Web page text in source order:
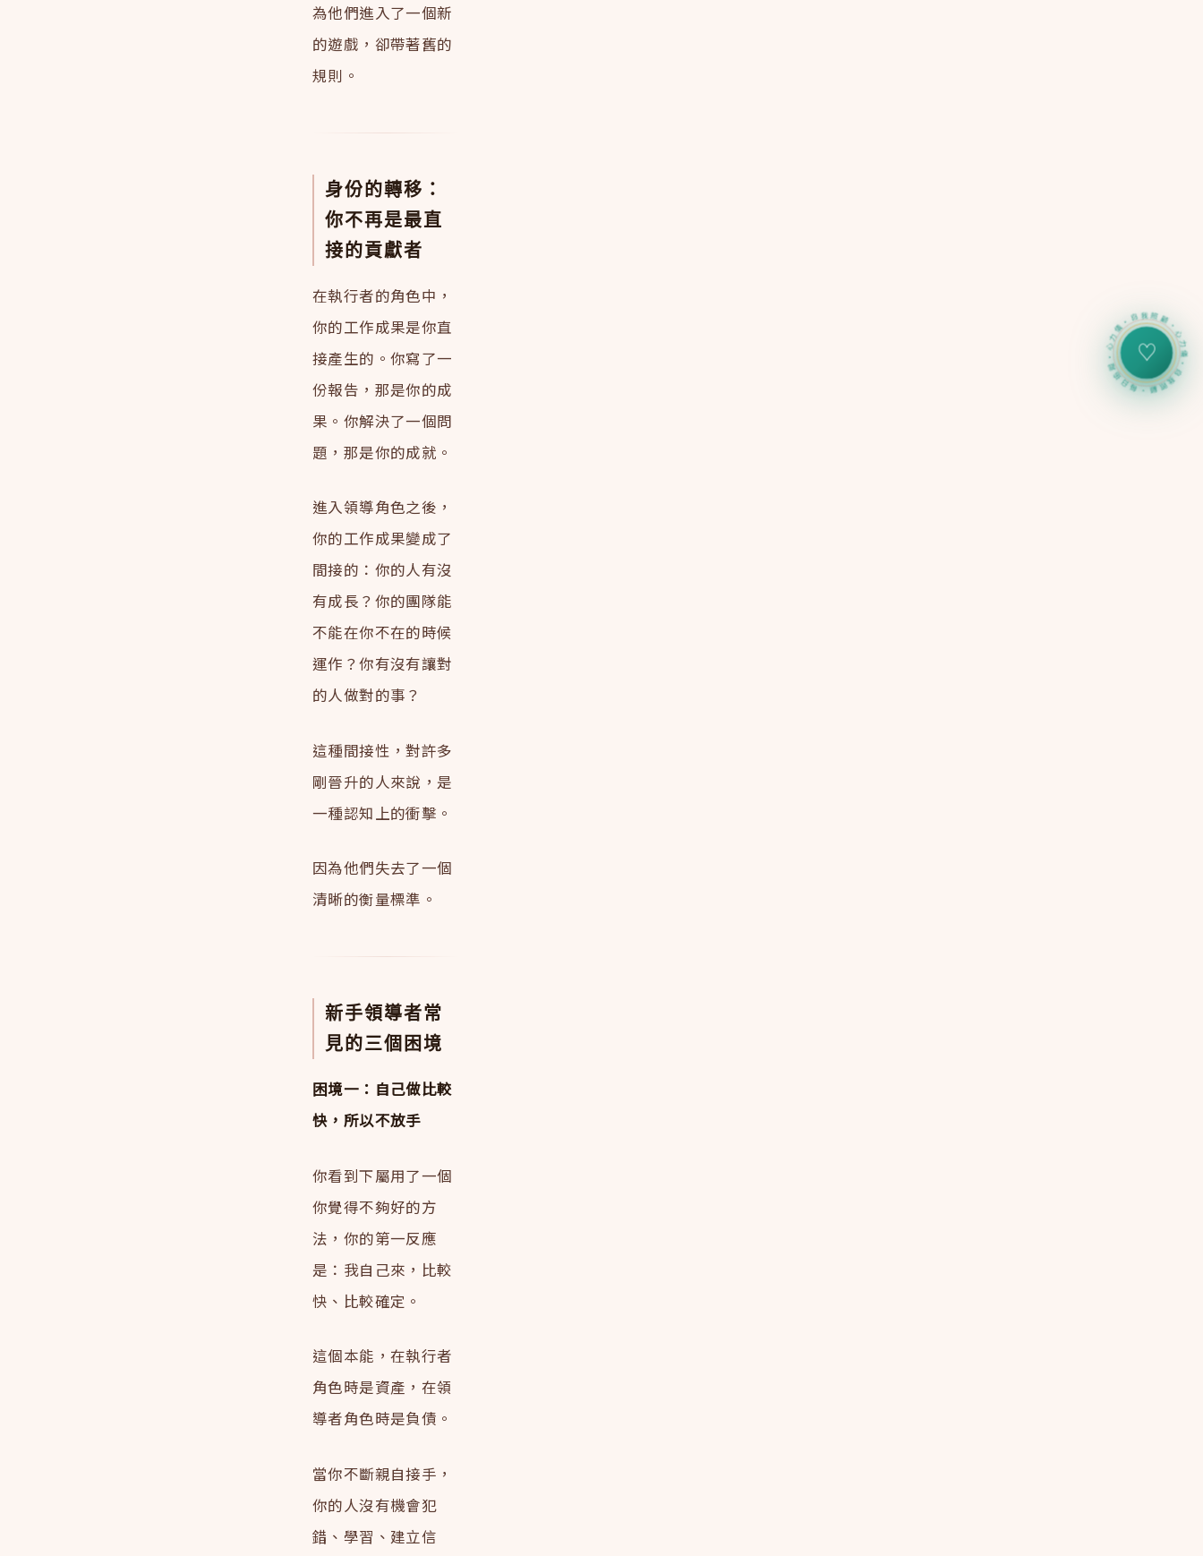
為他們進入了一個新
的遊戲，卻帶著舊的
規則。
身份的轉移：
你不再是最直
接的貢獻者
在執行者的角色中，
你的工作成果是你直
接產生的。你寫了一
份報告，那是你的成
果。你解決了一個問
題，那是你的成就。
進入領導角色之後，
你的工作成果變成了
間接的：你的人有沒
有成長？你的團隊能
不能在你不在的時候
運作？你有沒有讓對
的人做對的事？
這種間接性，對許多
剛晉升的人來說，是
一種認知上的衝擊。
因為他們失去了一個
清晰的衡量標準。
新手領導者常
見的三個困境
困境一：自己做比較
快，所以不放手
你看到下屬用了一個
你覺得不夠好的方
法，你的第一反應
是：我自己來，比較
快、比較確定。
這個本能，在執行者
角色時是資產，在領
導者角色時是負債。
當你不斷親自接手，
你的人沒有機會犯
錯、學習、建立信
心力儀・自我照顧・每日追蹤・心力儀・自我照顧・每日追蹤・
♡